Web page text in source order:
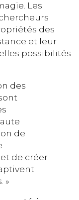
Les
des
et leur
possibilités
des
de
de créer
»